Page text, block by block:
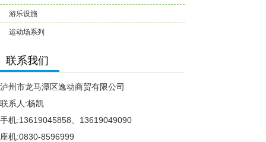
游乐设施
运动场系列
联系我们
泸州市龙马潭区逸动商贸有限公司
联系人:杨凯
手机:13619045858、13619049090
座机:0830-8596999